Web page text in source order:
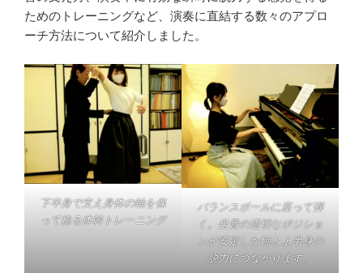
ためのトレーニングなど、演奏に直結する数々のアプロ
ーチ方法について紹介しました。
下半身で支え身体の軸を保
って捻る体幹トレーニング
バランスボールに座って弾
く。坐骨の適切なポジショ
ンが安定した軸と上半身の
脱力につながります。